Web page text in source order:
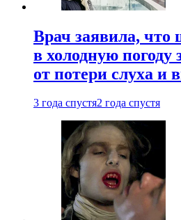
Врач заявила, что
в холодную
от потери слуха и
3 года спустя2 года спустя